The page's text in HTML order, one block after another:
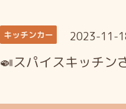
キッチンカー 2023-11-
🍛スパイスキッチン